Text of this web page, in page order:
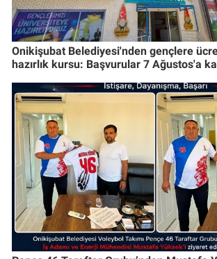
Onikişubat Belediyesi'nden gençlere
hazırlık kursu: Başvurular 7 Ağustos'a